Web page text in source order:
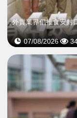
外賣業界倡推食安封
07/08/2026